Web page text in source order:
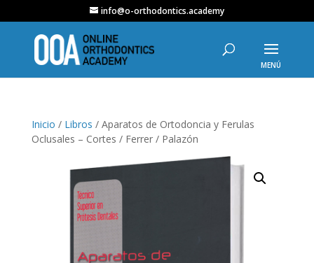
info@o-orthodontics.academy
Inicio / Libros / Aparatos de Ortodoncia y Ferulas
Oclusales – Cortes / Ferrer / Palazón